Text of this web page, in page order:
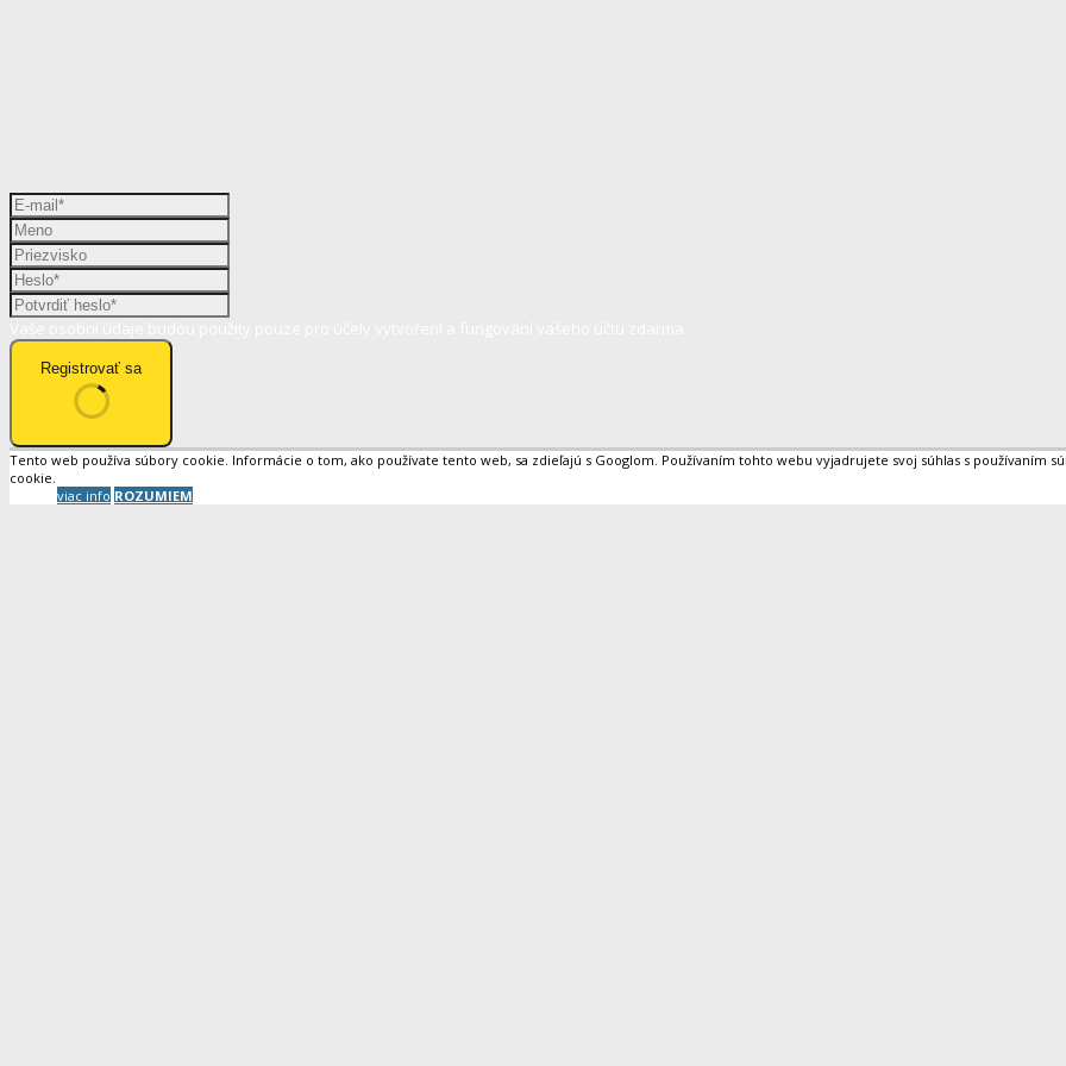
Registrovať sa
Tento web používa súbory cookie. Informácie o tom, ako používate tento web, sa zdieľajú s Googlom. Používaním tohto webu vyjadrujete svoj súhlas s používaním
cookie.
viac info ROZUMIEM